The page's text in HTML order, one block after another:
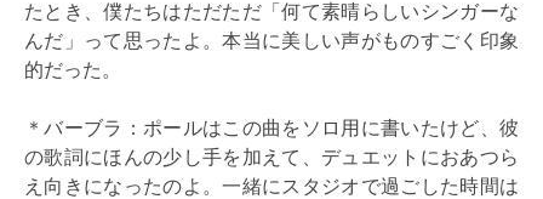
たとき、僕たちはただただ「何て素晴らしいシンガーな
んだ」って思ったよ。本当に美しい声がものすごく印象
的だった。
＊バーブラ：ポールはこの曲をソロ用に書いたけど、彼
の歌詞にほんの少し手を加えて、デュエットにおあつら
え向きになったのよ。一緒にスタジオで過ごした時間は